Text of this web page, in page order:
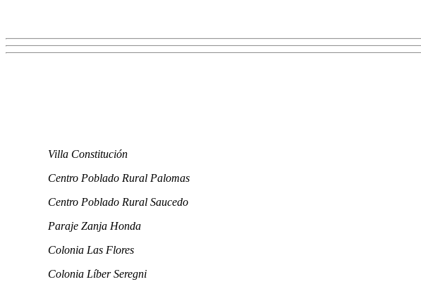
Villa Constitución
Centro Poblado Rural Palomas
Centro Poblado Rural Saucedo
Paraje Zanja Honda
Colonia Las Flores
Colonia Líber Seregni